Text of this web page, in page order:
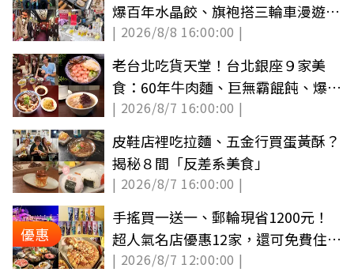
爆百年水晶餃、旗袍搭三輪車漫遊古
城
| 2026/8/8 16:00:00 |
老台北吃貨天堂！台北銀座９家美
食：60年牛肉麵、巨無霸餛飩、爆汁
雞排必吃
| 2026/8/7 16:00:00 |
皮鞋店裡吃拉麵、五金行買蛋黃酥？
揭秘８間「反差系美食」
| 2026/8/7 16:00:00 |
優惠
手搖買一送一、郵輪現省1200元！
超人氣名店優惠12家，還可免費住童
話城堡旅宿
| 2026/8/7 12:00:00 |